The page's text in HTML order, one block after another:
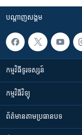
បណ្តាញ​សង្គម
កម្មវិធី​ទូរទស្សន៍
កម្មវិធី​វិទ្យុ
ព័ត៌មាន​តាមប្រធានបទ​